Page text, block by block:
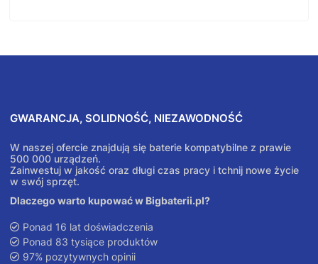
GWARANCJA, SOLIDNOŚĆ, NIEZAWODNOŚĆ
W naszej ofercie znajdują się baterie kompatybilne z prawie
500 000 urządzeń.
Zainwestuj w jakość oraz długi czas pracy i tchnij nowe życie
w swój sprzęt.
Dlaczego warto kupować w Bigbaterii.pl?
Ponad 16 lat doświadczenia
Ponad 83 tysiące produktów
97% pozytywnych opinii